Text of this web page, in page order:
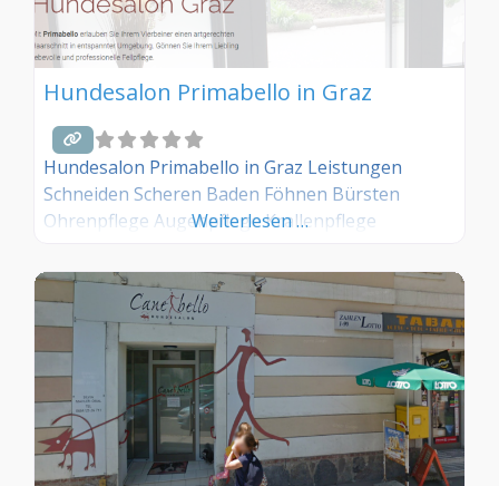
Hundesalon Primabello in Graz
Hundesalon Primabello in Graz Leistungen
Schneiden Scheren Baden Föhnen Bürsten
Ohrenpflege Augenpflege Krallenpflege
Weiterlesen …